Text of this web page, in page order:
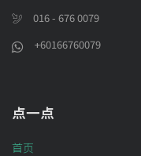
016 - 676 0079
+60166760079
点一点
首页